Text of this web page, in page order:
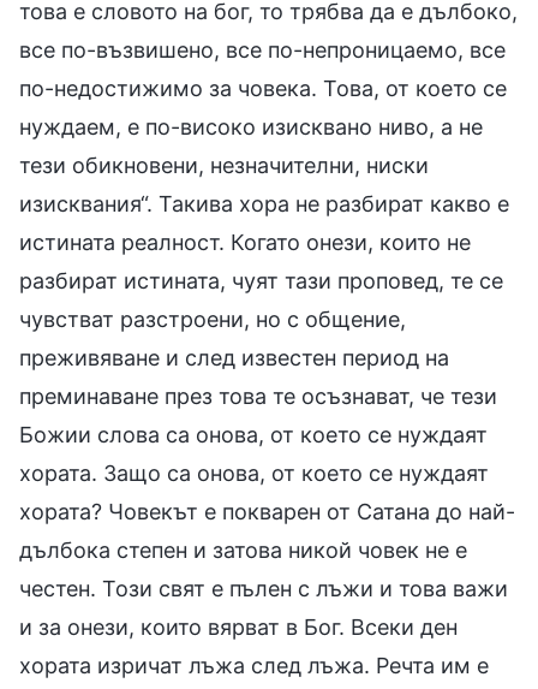
това е словото на бог, то трябва да е дълбоко,
все по-възвишено, все по-непроницаемо, все
по-недостижимо за човека. Това, от което се
нуждаем, е по-високо изисквано ниво, а не
тези обикновени, незначителни, ниски
изисквания“. Такива хора не разбират какво е
истината реалност. Когато онези, които не
разбират истината, чуят тази проповед, те се
чувстват разстроени, но с общение,
преживяване и след известен период на
преминаване през това те осъзнават, че тези
Божии слова са онова, от което се нуждаят
хората. Защо са онова, от което се нуждаят
хората? Човекът е покварен от Сатана до най-
дълбока степен и затова никой човек не е
честен. Този свят е пълен с лъжи и това важи
и за онези, които вярват в Бог. Всеки ден
хората изричат лъжа след лъжа. Речта им е